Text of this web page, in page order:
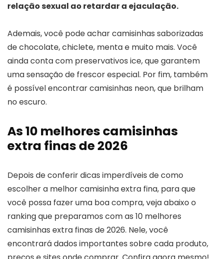
relação sexual ao retardar a ejaculação.
Ademais, você pode achar camisinhas saborizadas
de chocolate, chiclete, menta e muito mais. Você
ainda conta com preservativos ice, que garantem
uma sensação de frescor especial. Por fim, também
é possível encontrar camisinhas neon, que brilham
no escuro.
As 10 melhores camisinhas
extra finas de 2026
Depois de conferir dicas imperdíveis de como
escolher a melhor camisinha extra fina, para que
você possa fazer uma boa compra, veja abaixo o
ranking que preparamos com as 10 melhores
camisinhas extra finas de 2026. Nele, você
encontrará dados importantes sobre cada produto,